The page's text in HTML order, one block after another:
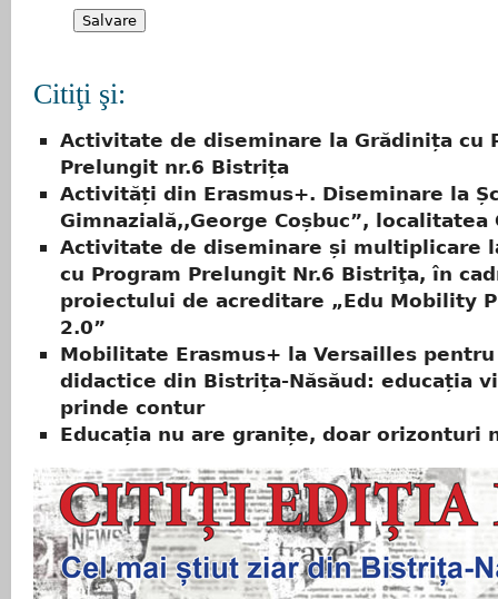
Citiţi şi:
Activitate de diseminare la Grădinița cu
Prelungit nr.6 Bistrița
Activități din Erasmus+. Diseminare la
Gimnazială,,George Coșbuc”, localitatea
Activitate de diseminare și multiplicare
cu Program Prelungit Nr.6 Bistriţa, în
proiectului de acreditare „Edu Mobility
2.0”
Mobilitate Erasmus+ la Versailles
didactice din Bistrița-Năsăud: educația
prinde contur
Educația nu are granițe, doar orizonturi